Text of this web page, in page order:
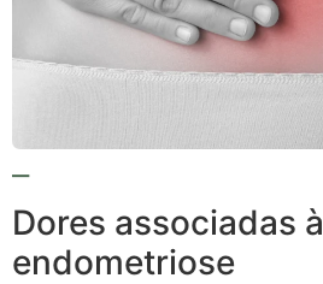
Dores associadas à
endometriose